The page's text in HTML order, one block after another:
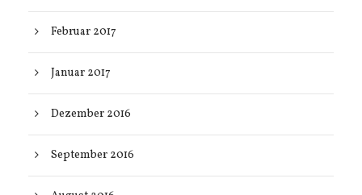
Februar 2017
Januar 2017
Dezember 2016
September 2016